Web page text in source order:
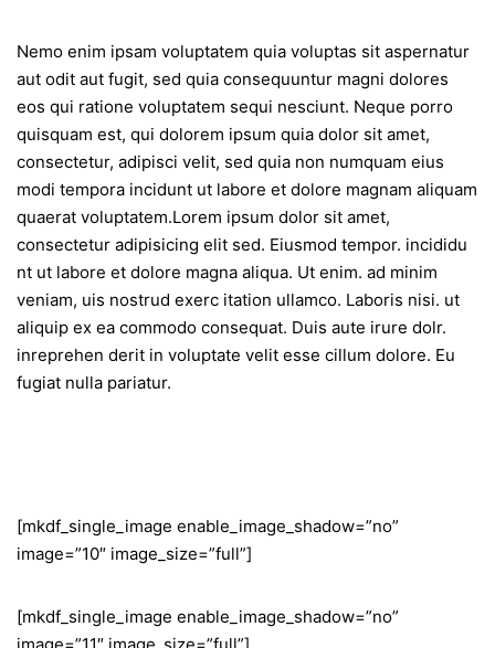
Nemo enim ipsam voluptatem quia voluptas sit aspernatur
aut odit aut fugit, sed quia consequuntur magni dolores
eos qui ratione voluptatem sequi nesciunt. Neque porro
quisquam est, qui dolorem ipsum quia dolor sit amet,
consectetur, adipisci velit, sed quia non numquam eius
modi tempora incidunt ut labore et dolore magnam aliquam
quaerat voluptatem.Lorem ipsum dolor sit amet,
consectetur adipisicing elit sed. Eiusmod tempor. incididu
nt ut labore et dolore magna aliqua. Ut enim. ad minim
veniam, uis nostrud exerc itation ullamco. Laboris nisi. ut
aliquip ex ea commodo consequat. Duis aute irure dolr.
inreprehen derit in voluptate velit esse cillum dolore. Eu
fugiat nulla pariatur.
[mkdf_single_image enable_image_shadow=”no”
image=”10″ image_size=”full”]
[mkdf_single_image enable_image_shadow=”no”